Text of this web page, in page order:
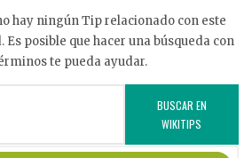
hay ningún Tip relacionado con este
posible que hacer una búsqueda con
te pueda ayudar.
BUSCAR EN
WIKITIPS